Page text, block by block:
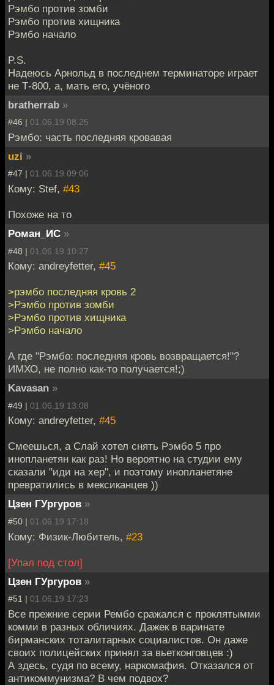
Рэмбо против зомби
Рэмбо против хищника
Рэмбо начало
P.S.
Надеюсь Арнольд в последнем терминаторе играет
не Т-800, а, мать его, учёного
bratherrab »
#46 | 01.06.19 08:25
Рэмбо: часть последняя кровавая
uzi »
#47 | 01.06.19 09:06
Кому: Stef, #43
Похоже на то
Роман_ИС »
#48 | 01.06.19 10:27
Кому: andreyfetter, #45
>рэмбо последняя кровь 2
>Рэмбо против зомби
>Рэмбо против хищника
>Рэмбо начало
А где "Рэмбо: последняя кровь возвращается!"?
ИМХО, не полно как-то получается!;)
Kavasan »
#49 | 01.06.19 13:08
Кому: andreyfetter, #45
Смеешься, а Слай хотел снять Рэмбо 5 про
инопланетян как раз! Но вероятно на студии ему
сказали "иди на хер", и поэтому инопланетяне
превратились в мексиканцев ))
Цзен ГУргуров »
#50 | 01.06.19 17:18
Кому: Физик-Любитель, #23
[Упал под стол]
Цзен ГУргуров »
#51 | 01.06.19 17:23
Все прежние серии Рембо сражался с проклятымми
комми в разных обличиях. Дажек в варинате
бирманских тоталитарных социалистов. Он даже
своих полицейских принял за вьетконговцев :)
А здесь, судя по всему, наркомафия. Отказался от
антикоммунизма? В чем подвох?